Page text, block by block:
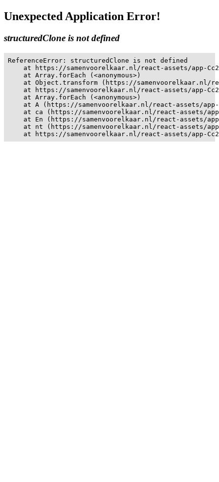
Unexpected Application Error!
structuredClone is not defined
ReferenceError: structuredClone is not defined
at https://samenvoorelkaar.nl/react-assets/app-
    at Array.forEach (<anonymous>)
at Object.transform (https://samenvoorelkaar.nl/
at https://samenvoorelkaar.nl/react-assets/app-
    at Array.forEach (<anonymous>)
at A (https://samenvoorelkaar.nl/react-assets/
at ca (https://samenvoorelkaar.nl/react-assets/
at En (https://samenvoorelkaar.nl/react-assets/
at nt (https://samenvoorelkaar.nl/react-assets/
at https://samenvoorelkaar.nl/react-assets/app-